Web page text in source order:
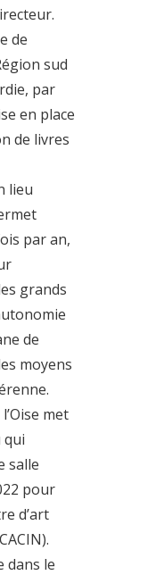
de
sud
par
en place
de livres
lieu
par an,
grands
de
moyens
met
qui
salle
pour
d’art
dans le